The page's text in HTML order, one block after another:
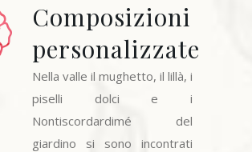
Composizioni
personalizzate
Nella valle il mughetto, il lillà, i
piselli dolci e i
Nontiscordardimé del
giardino si sono incontrati